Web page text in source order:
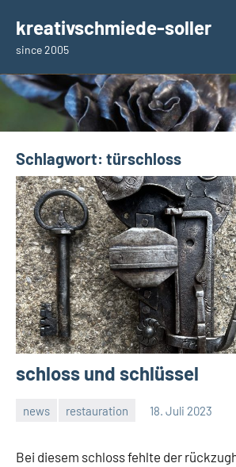
Inhalt
springen
kreativschmiede-soller
since 2005
Schlagwort: türschloss
schloss und schlüssel
news restauration 18. Juli 2023
Bei diesem schloss fehlte der